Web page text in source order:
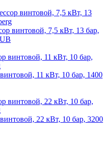
винтовой, 7,5 кВт, 13 бар,
11 кВт, 10 бар, 1400
22 кВт, 10 бар, 3200